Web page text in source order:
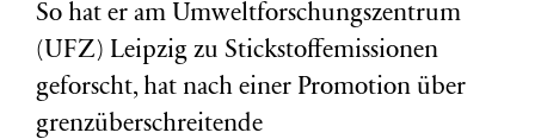
So hat er am Umweltforschungszentrum
(UFZ) Leipzig zu Stickstoffemissionen
geforscht, hat nach einer Promotion über
grenzüberschreitende